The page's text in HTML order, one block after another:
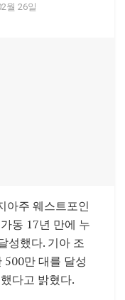
월 26일
아주 웨스트포인
동 17년 만에 누
성했다. 기아 조
500만 대를 달성
다고 밝혔다.